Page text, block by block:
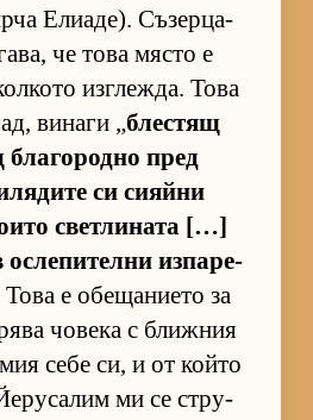
Ели­а­де). Съ­зер­ца­
че това място е
из­г­леж­да. Това
ви­наги „блес­тящ
пред
си си­яйни
свет­ли­ната […]
ос­ле­пи­телни из­па­ре­
е обе­ща­ни­ето за
чо­века с ближ­ния
себе си, и от който
ми се стру­